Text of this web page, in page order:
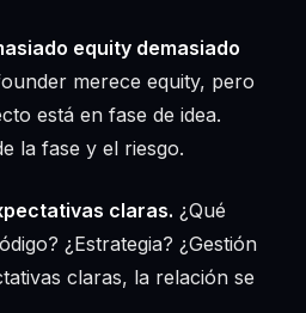
equity demasiado
merece equity, pero
está en fase de idea.
la fase y el riesgo.
claras. ¿Qué
¿Estrategia? ¿Gestión
claras, la relación se